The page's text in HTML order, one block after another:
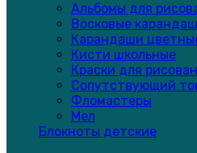
Альбомы для
Восковые
Карандаши
Кисти школьные
Краски для
Сопутствующий
Фломастеры
Мел
Блокноты детские